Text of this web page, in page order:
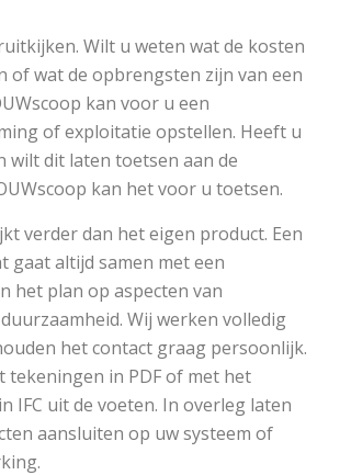
Wilt u weten wat de kosten
of wat de opbrengsten zijn van een
kan voor u een
of exploitatie opstellen. Heeft u
wilt dit laten toetsen aan de
kan het voor u toetsen.
verder dan het eigen product. Een
gaat altijd samen met een
het plan op aspecten van
Wij werken volledig
het contact graag persoonlijk.
tekeningen in PDF of met het
IFC uit de voeten. In overleg laten
aansluiten op uw systeem of